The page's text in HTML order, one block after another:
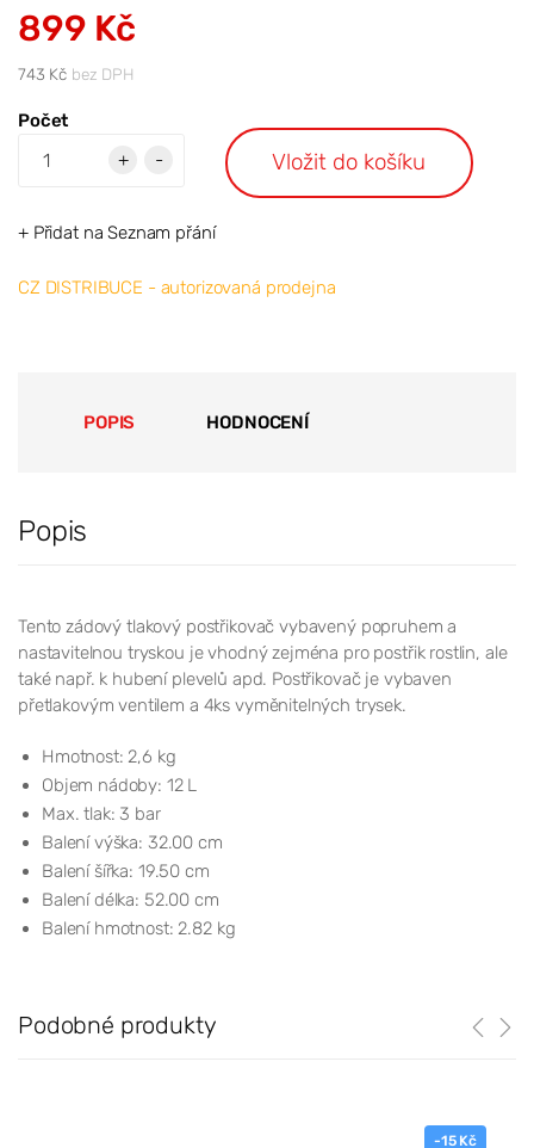
899 Kč
743 Kč bez DPH
Počet
+
- Vložit do košíku
+ Přidat na Seznam přání
CZ DISTRIBUCE - autorizovaná prodejna
POPIS HODNOCENÍ
Popis
Tento zádový tlakový postřikovač vybavený popruhem a
nastavitelnou tryskou je vhodný zejména pro postřik rostlin, ale
také např. k hubení plevelů apd. Postřikovač je vybaven
přetlakovým ventilem a 4ks vyměnitelných trysek.
Hmotnost: 2,6 kg
Objem nádoby: 12 L
Max. tlak: 3 bar
Balení výška: 32.00 cm
Balení šířka: 19.50 cm
Balení délka: 52.00 cm
Balení hmotnost: 2.82 kg
Podobné produkty
-15 Kč